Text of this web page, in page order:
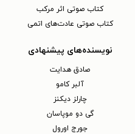
کتاب صوتی اثر مرکب
کتاب صوتی عادت‌های اتمی
نویسنده‌های پیشنهادی
صادق هدایت
آلبر کامو
چارلز دیکنز
گی دو موپاسان
جورج اورول